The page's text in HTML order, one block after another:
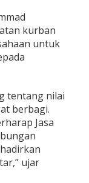
kurban
untuk
tentang nilai
berbagi.
Jasa
ujar